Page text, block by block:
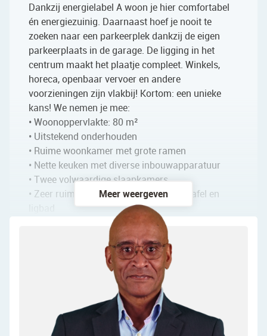
Dankzij energielabel A woon je hier comfortabel
én energiezuinig. Daarnaast hoef je nooit te
zoeken naar een parkeerplek dankzij de eigen
parkeerplaats in de garage. De ligging in het
centrum maakt het plaatje compleet. Winkels,
horeca, openbaar vervoer en andere
voorzieningen zijn vlakbij! Kortom: een unieke
kans! We nemen je mee:
• Woonoppervlakte: 80 m²
• Uitstekend onderhouden
• Ruime woonkamer met grote ramen
• Nette keuken met diverse inbouwapparatuur
• Twee volwaardige slaapkamers
• Zeer ruime badkamer met toilet, wastafel en
• Twee grote balkons
• CV ketel en warmte terugwin installatie
compleet vernieuwd in 2024
Indeling van het appartement:
Begane grond:
Gemeenschappelijke entree met brievenbussen
Meer weergeven